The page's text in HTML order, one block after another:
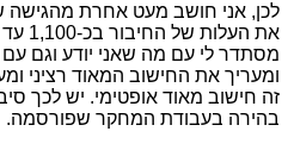
לכן, אני חושב מעט אחרת מהגישה
מסתדר לי עם מה שאני יודע וגם
ומעריך את החישוב המאוד רציני
זה חישוב מאוד אופטימי. יש לכך
בהירה בעבודת המחקר שפורסמה.